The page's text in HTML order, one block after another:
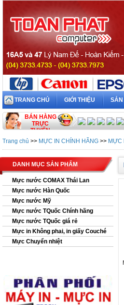
TRANG CHỦ GIỚI THIỆU SẢN
BÁN HÀNG
TRỰC
TUYẾN
Trang chủ >> MỰC IN CHÍNH HÃNG >> MỰC
DANH MỤC SẢN PHẨM
Mực nước COMAX Thái Lan
Mực nước Hàn Quốc
Mực nước Mỹ
Mực nước TQuốc Chính hãng
Mực nước TQuốc giá rẻ
Mực in Không phai, in giấy Couché
Mực Chuyển nhiệt